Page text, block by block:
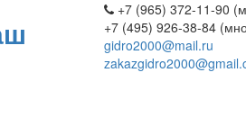
+7 (965) 372-11-90
+7 (495) 926-38-84
gidro2000@mail.ru